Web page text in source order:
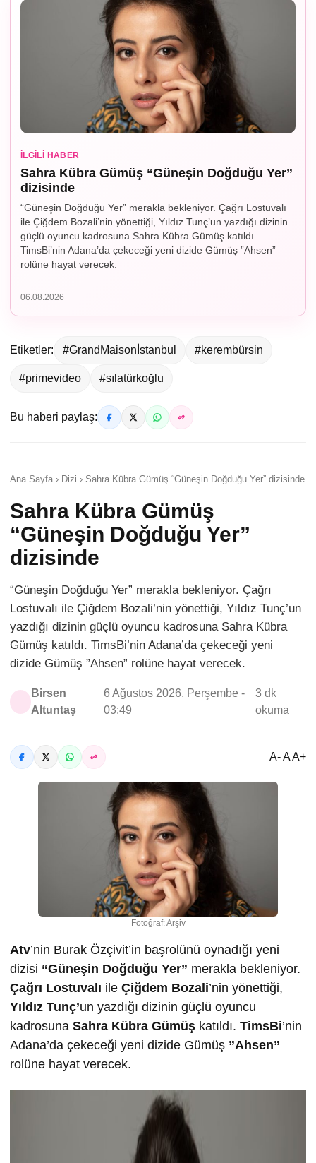
İLGILI HABER
Sahra Kübra Gümüş “Güneşin Doğduğu Yer”
dizisinde
“Güneşin Doğduğu Yer” merakla bekleniyor. Çağrı Lostuvalı
ile Çiğdem Bozali’nin yönettiği, Yıldız Tunç’un yazdığı dizinin
güçlü oyuncu kadrosuna Sahra Kübra Gümüş katıldı.
TimsBi’nin Adana’da çekeceği yeni dizide Gümüş ”Ahsen”
rolüne hayat verecek.
06.08.2026
Etiketler: #GrandMaisonİstanbul #kerembürsin
#primevideo #sılatürkoğlu
Bu haberi paylaş:
Ana Sayfa › Dizi › Sahra Kübra Gümüş “Güneşin Doğduğu Yer” dizisinde
Sahra Kübra Gümüş
“Güneşin Doğduğu Yer”
dizisinde
“Güneşin Doğduğu Yer” merakla bekleniyor. Çağrı
Lostuvalı ile Çiğdem Bozali’nin yönettiği, Yıldız Tunç’un
yazdığı dizinin güçlü oyuncu kadrosuna Sahra Kübra
Gümüş katıldı. TimsBi’nin Adana’da çekeceği yeni
dizide Gümüş ”Ahsen” rolüne hayat verecek.
Birsen
Altuntaş
6 Ağustos 2026, Perşembe -
03:49
3 dk
okuma
A- A A+
Fotoğraf: Arşiv
Atv’nin Burak Özçivit’in başrolünü oynadığı yeni
dizisi “Güneşin Doğduğu Yer” merakla bekleniyor.
Çağrı Lostuvalı ile Çiğdem Bozali’nin yönettiği,
Yıldız Tunç’un yazdığı dizinin güçlü oyuncu
kadrosuna Sahra Kübra Gümüş katıldı. TimsBi’nin
Adana’da çekeceği yeni dizide Gümüş ”Ahsen”
rolüne hayat verecek.